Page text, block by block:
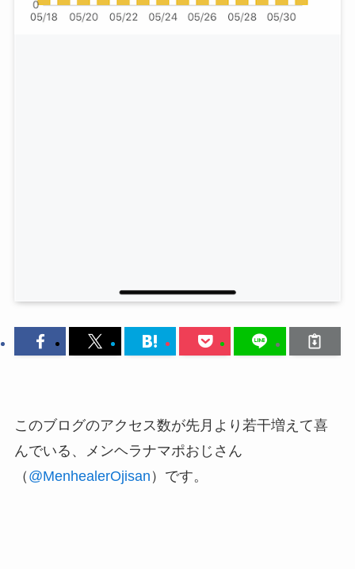
このブログのアクセス数が先月より若干増えて喜
んでいる、メンヘラナマポおじさん
（ @MenhealerOjisan ）です。